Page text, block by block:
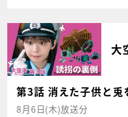
大
第3話 消えた子供と兎
8月6日(木)放送分